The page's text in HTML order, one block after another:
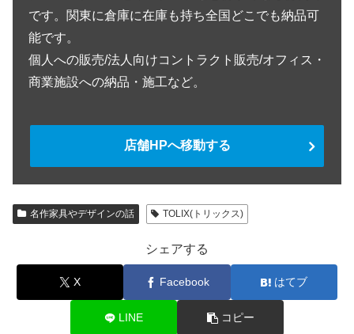
です。関東に倉庫に在庫も持ち全国どこでも納品可
能です。
個人への販売/法人向けコントラクト販売/オフィス・
商業施設への納品・施工など。
店舗HPへ移動する
名作家具やデザインの話 TOLIX(トリックス)
シェアする
X Facebook はてブ
LINE コピー